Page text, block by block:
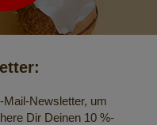
Newsletter, um
Dir Deinen 10 %-